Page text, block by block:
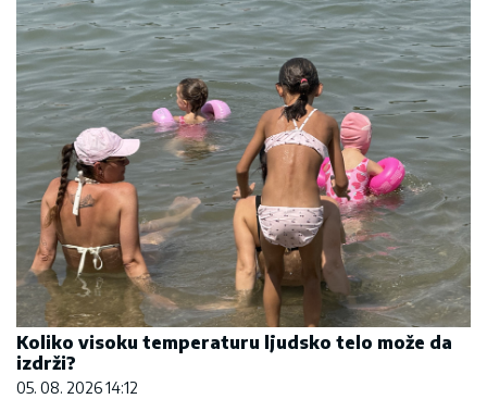
Koliko visoku temperaturu ljudsko telo može da
izdrži?
05. 08. 2026 14:12